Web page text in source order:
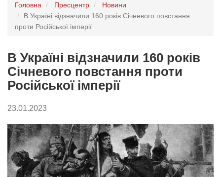
Головна Пресцентр
Новини
В Україні відзначили 160 років Січневого повстання
проти Російської імперії
В Україні відзначили 160 років
Січневого повстання проти
Російської імперії
23.01.2023